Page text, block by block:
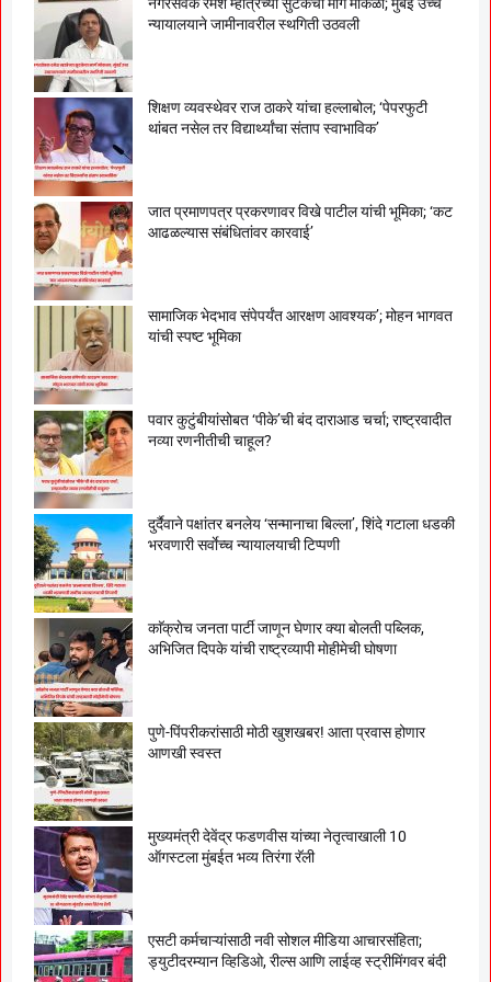
न्यायालयाने जामीनावरील स्थगिती उठवली
शिक्षण व्यवस्थेवर राज ठाकरे यांचा हल्लाबोल; ‘पेपरफुटी
थांबत नसेल तर विद्यार्थ्यांचा संताप स्वाभाविक’
जात प्रमाणपत्र प्रकरणावर विखे पाटील यांची भूमिका; ‘कट
आढळल्यास संबंधितांवर कारवाई’
सामाजिक भेदभाव संपेपर्यंत आरक्षण आवश्यक’; मोहन भागवत
यांची स्पष्ट भूमिका
पवार कुटुंबीयांसोबत ‘पीके’ची बंद दाराआड चर्चा; राष्ट्रवादीत
नव्या रणनीतीची चाहूल?
दुर्दैवाने पक्षांतर बनलेय ‘सन्मानाचा बिल्ला’, शिंदे गटाला धडकी
भरवणारी सर्वाेच्च न्यायालयाची टिप्पणी
काॅक्राेच जनता पार्टी जाणून घेणार क्या बाेलती पब्लिक,
अभिजित दिपके यांची राष्ट्रव्यापी माेहीमेची घाेषणा
पुणे-पिंपरीकरांसाठी मोठी खुशखबर! आता प्रवास होणार
आणखी स्वस्त
मुख्यमंत्री देवेंद्र फडणवीस यांच्या नेतृत्वाखाली 10
ऑगस्टला मुंबईत भव्य तिरंगा रॅली
एसटी कर्मचाऱ्यांसाठी नवी सोशल मीडिया आचारसंहिता;
ड्युटीदरम्यान व्हिडिओ, रील्स आणि लाईव्ह स्ट्रीमिंगवर बंदी